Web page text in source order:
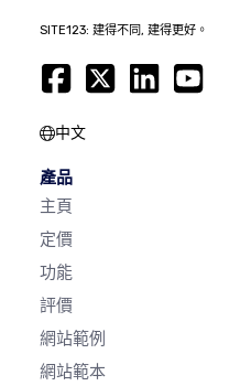
SITE123: 建得不同, 建得更好。
中文
產品
主頁
定價
功能
評價
網站範例
網站範本